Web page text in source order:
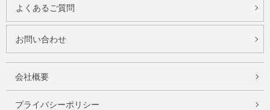
よくあるご質問
お問い合わせ
会社概要
プライバシーポリシー